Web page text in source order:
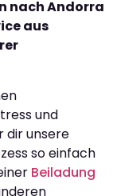
nach Andorra
aus
und
dir unsere
so einfach
Beiladung